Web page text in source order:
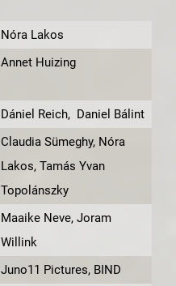
Nóra Lakos
Annet Huizing
Dániel Reich, Daniel Bálint
Claudia Sümeghy, Nóra
Lakos, Tamás Yvan
Topolánszky
Maaike Neve, Joram
Willink
Juno11 Pictures, BIND